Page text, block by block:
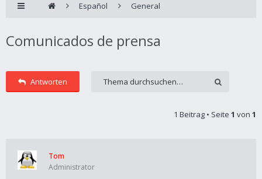
Español General
Comunicados de prensa
Antworten
1 Beitrag • Seite 1 von 1
Tom
Administrator